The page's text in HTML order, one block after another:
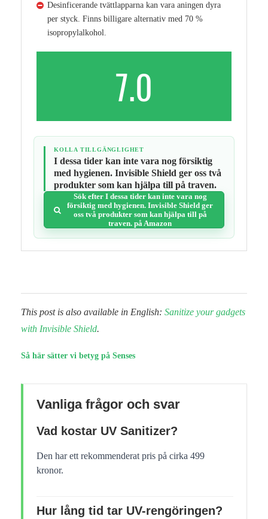
Desinficerande tvättlapparna kan vara aningen dyra
per styck. Finns billigare alternativ med 70 %
isopropylalkohol.
7.0
KOLLA TILLGÄNGLIGHET
I dessa tider kan inte vara nog försiktig
med hygienen. Invisible Shield ger oss två
produkter som kan hjälpa till på traven.
Sök efter I dessa tider kan inte vara nog
försiktig med hygienen. Invisible Shield ger
oss två produkter som kan hjälpa till på
traven. på Amazon
This post is also available in English: Sanitize your gadgets
with Invisible Shield.
Så här sätter vi betyg på Senses
Vanliga frågor och svar
Vad kostar UV Sanitizer?
Den har ett rekommenderat pris på cirka 499
kronor.
Hur lång tid tar UV-rengöringen?